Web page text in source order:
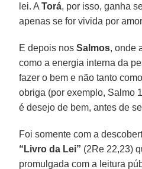
lei. ATorá, por isso, ganha
apenas se for vivida por
E depois nosSalmos, onde
como a energia interna da
fazer o bem e não tanto
obriga (por exemplo, Salmo
é desejo de bem, antes de
Foi somente com a
“Livro da Lei” (2Re 22,23)
promulgada com a leitura